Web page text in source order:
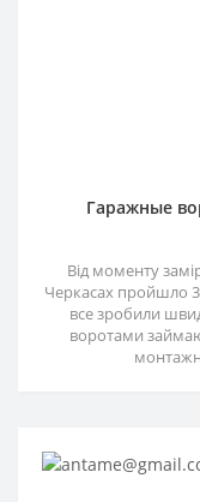
Гаражные
Від моменту
Черкасах пройшло 3
все зробили
воротами